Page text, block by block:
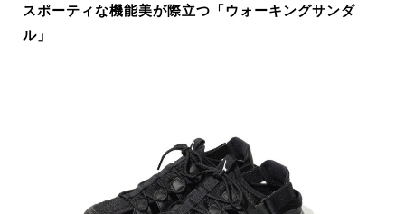
スポーティな機能美が際立つ「ウォーキングサンダ
ル」